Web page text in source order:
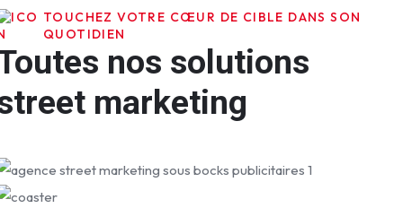
TOUCHEZ VOTRE CŒUR DE CIBLE DANS SON
QUOTIDIEN
nos solutions
marketing